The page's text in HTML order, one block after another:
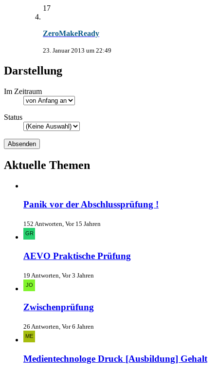
17
ZeroMakeReady
23. Januar 2013 um 22:49
Darstellung
Im Zeitraum
Status
Aktuelle Themen
Panik vor der Abschlussprüfung !
152 Antworten, Vor 15 Jahren
AEVO Praktische Prüfung
19 Antworten, Vor 3 Jahren
Zwischenprüfung
26 Antworten, Vor 6 Jahren
Medientechnologe Druck [Ausbildung] Gehalt